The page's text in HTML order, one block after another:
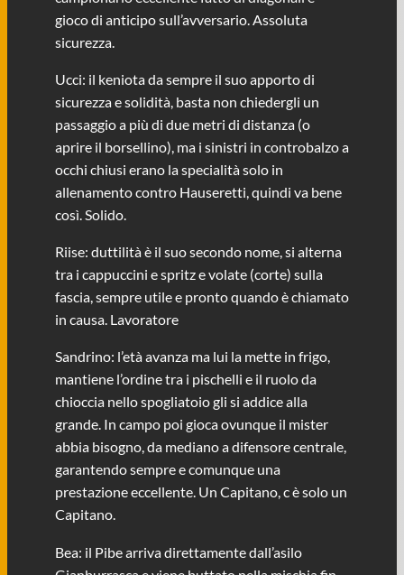
gioco di anticipo sull’avversario. Assoluta
sicurezza.
Ucci: il keniota da sempre il suo apporto di
sicurezza e solidità, basta non chiedergli un
passaggio a più di due metri di distanza (o
aprire il borsellino), ma i sinistri in controbalzo a
occhi chiusi erano la specialità solo in
allenamento contro Hauseretti, quindi va bene
così. Solido.
Riise: duttilità è il suo secondo nome, si alterna
tra i cappuccini e spritz e volate (corte) sulla
fascia, sempre utile e pronto quando è chiamato
in causa. Lavoratore
Sandrino: l’età avanza ma lui la mette in frigo,
mantiene l’ordine tra i pischelli e il ruolo da
chioccia nello spogliatoio gli si addice alla
grande. In campo poi gioca ovunque il mister
abbia bisogno, da mediano a difensore centrale,
garantendo sempre e comunque una
prestazione eccellente. Un Capitano, c è solo un
Capitano.
Bea: il Pibe arriva direttamente dall’asilo